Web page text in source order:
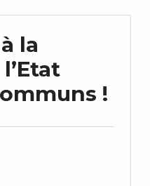
la
!